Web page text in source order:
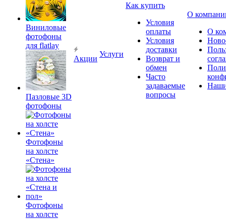
Виниловые
фотофоны
для flatlay
Пазловые 3D
фотофоны
Фотофоны
на холсте
«Стена»
Фотофоны
на холсте
Акции
Услуги
Как купить
Условия
оплаты
Условия
доставки
Возврат и
обмен
Часто
задаваемые
вопросы
О
О